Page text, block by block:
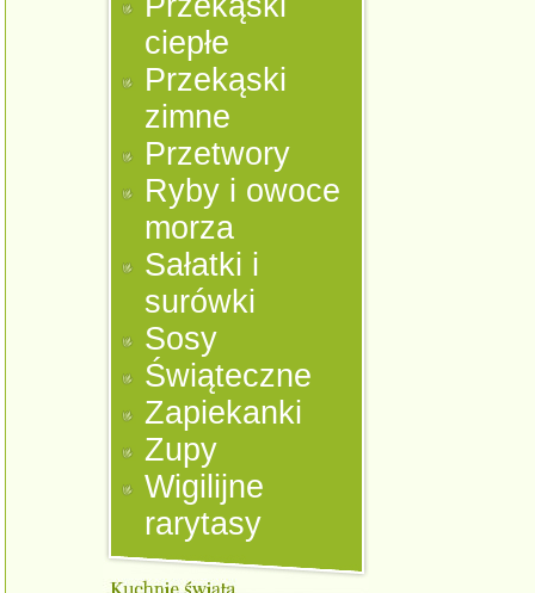
ciepłe
Przekąski
zimne
Przetwory
Ryby i owoce
morza
Sałatki i
surówki
Sosy
Świąteczne
Zapiekanki
Zupy
Wigilijne
rarytasy